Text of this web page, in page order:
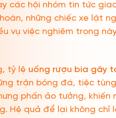
các hội nhóm tin tức
những chiếc xe lật
vụ việc nghiêm trọng
tỷ lệ uống rượu bia gây
trận bóng đá, tiệc
phấn ảo tưởng,
Hệ quả để lại không chỉ